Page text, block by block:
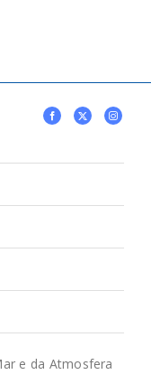
e da Atmosfera